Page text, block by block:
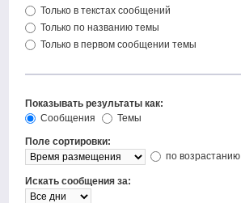
Только в текстах сообщений
Только по названию темы
Только в первом сообщении темы
Показывать результаты как:
Сообщения
Темы
Поле сортировки:
по возрастанию
Искать сообщения за: